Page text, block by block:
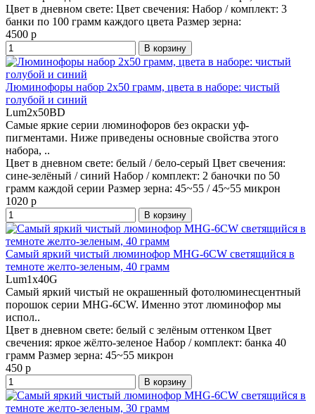
Цвет в дневном свете: Цвет свечения: Набор / комплект: 3
банки по 100 грамм каждого цвета Размер зерна:
4500 р
В корзину
Люминофоры набор 2x50 грамм, цвета в наборе: чистый
голубой и синий
Lum2x50BD
Самые яркие серии люминофоров без окраски уф-
пигментами. Ниже приведены основные свойства этого
набора, ..
Цвет в дневном свете: белый / бело-серый Цвет свечения:
сине-зелёный / синий Набор / комплект: 2 баночки по 50
грамм каждой серии Размер зерна: 45~55 / 45~55 микрон
1020 р
В корзину
Самый яркий чистый люминофор MHG-6CW светящийся в
темноте желто-зеленым, 40 грамм
Lum1x40G
Самый яркий чистый не окрашенный фотолюминесцентный
порошок серии MHG-6CW. Именно этот люминофор мы
испол..
Цвет в дневном свете: белый с зелёным оттенком Цвет
свечения: яркое жёлто-зеленое Набор / комплект: банка 40
грамм Размер зерна: 45~55 микрон
450 р
В корзину